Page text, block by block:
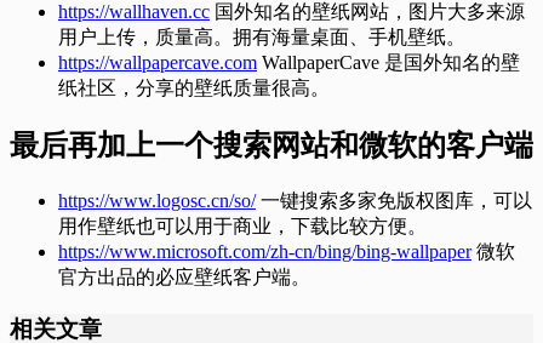
https://wallhaven.cc 国外知名的壁纸网站，图片大多来源
用户上传，质量高。拥有海量桌面、手机壁纸。
https://wallpapercave.com WallpaperCave 是国外知名的壁
纸社区，分享的壁纸质量很高。
最后再加上一个搜索网站和微软的客户端
https://www.logosc.cn/so/一键搜索多家免版权图库，可以
用作壁纸也可以用于商业，下载比较方便。
https://www.microsoft.com/zh-cn/bing/bing-wallpaper微软
官方出品的必应壁纸客户端。
相关文章